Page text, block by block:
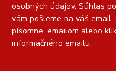
osobných údajov. Súhlas
vám pošleme na váš
písomne, emailom alebo
informačného emailu.